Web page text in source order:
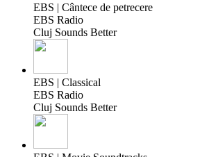
EBS | Cântece de petrecere
EBS Radio
Cluj Sounds Better
EBS | Classical
EBS Radio
Cluj Sounds Better